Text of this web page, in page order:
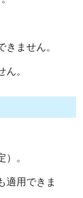
ません。
。
。
適用できま